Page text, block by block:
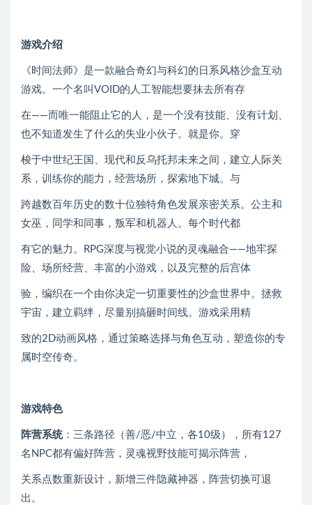
游戏介绍
《时间法师》是一款融合奇幻与科幻的日系风格沙盒互动
游戏。一个名叫VOID的人工智能想要抹去所有存
在——而唯一能阻止它的人，是一个没有技能、没有计划、
也不知道发生了什么的失业小伙子。就是你。穿
梭于中世纪王国、现代和反乌托邦未来之间，建立人际关
系，训练你的能力，经营场所，探索地下城。与
跨越数百年历史的数十位独特角色发展亲密关系。公主和
女巫，同学和同事，叛军和机器人。每个时代都
有它的魅力。RPG深度与视觉小说的灵魂融合——地牢探
险、场所经营、丰富的小游戏，以及完整的后宫体
验，编织在一个由你决定一切重要性的沙盒世界中。拯救
宇宙，建立羁绊，尽量别搞砸时间线。游戏采用精
致的2D动画风格，通过策略选择与角色互动，塑造你的专
属时空传奇。
游戏特色
阵营系统：三条路径（善/恶/中立，各10级），所有127
名NPC都有偏好阵营，灵魂视野技能可揭示阵营，
关系点数重新设计，新增三件隐藏神器，阵营切换可退
出。